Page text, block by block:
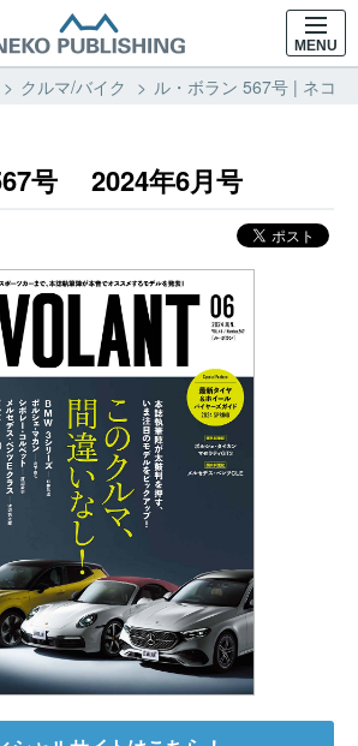
MENU
クルマ/バイク ル・ボラン 567号 | ネコ
号 2024年6月号